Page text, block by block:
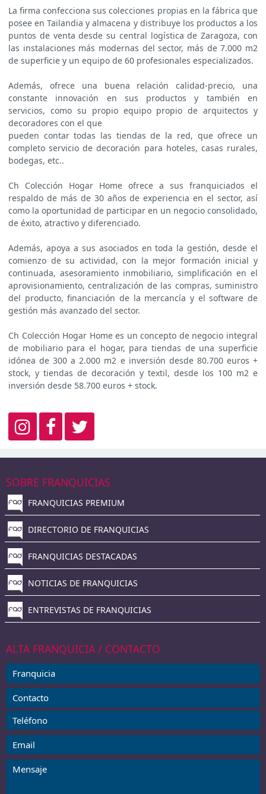
La firma confecciona sus colecciones propias en la fábrica que
posee en Tailandia y almacena y distribuye los productos a los
puntos de venta desde su central logística de Zaragoza, con
las instalaciones más modernas del sector, más de 7.000 m2
de superficie y un equipo de 60 profesionales especializados.
Además, ofrece una buena relación calidad-precio, una
constante innovación en sus productos y también en
servicios, como su propio equipo propio de arquitectos y
decoradores con el que
pueden contar todas las tiendas de la red, que ofrece un
completo servicio de decoración para hoteles, casas rurales,
bodegas, etc..
Ch Colección Hogar Home ofrece a sus franquiciados el
respaldo de más de 30 años de experiencia en el sector, así
como la oportunidad de participar en un negocio consolidado,
de éxito, atractivo y diferenciado.
Además, apoya a sus asociados en toda la gestión, desde el
comienzo de su actividad, con la mejor formación inicial y
continuada, asesoramiento inmobiliario, simplificación en el
aprovisionamiento, centralización de las compras, suministro
del producto, financiación de la mercancía y el software de
gestión más avanzado del sector.
Ch Colección Hogar Home es un concepto de negocio integral
de mobiliario para el hogar, para tiendas de una superficie
idónea de 300 a 2.000 m2 e inversión desde 80.700 euros +
stock, y tiendas de decoración y textil, desde los 100 m2 e
inversión desde 58.700 euros + stock.
SOBRE FRANQUICIAS
FRANQUICIAS PREMIUM
DIRECTORIO DE FRANQUICIAS
FRANQUICIAS DESTACADAS
NOTICIAS DE FRANQUICIAS
ENTREVISTAS DE FRANQUICIAS
ALTA FRANQUICIA / CONTACTO